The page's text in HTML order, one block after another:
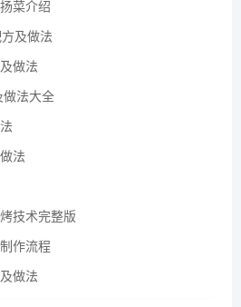
菜介绍
及做法
做法
做法大全
法
技术完整版
作流程
做法